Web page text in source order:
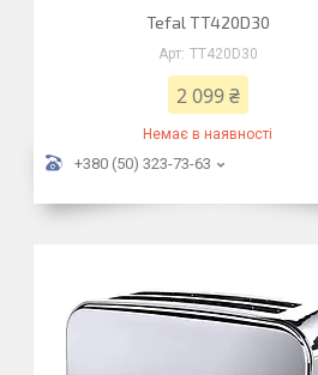
Tefal TT420D30
TT420D30
2 099 ₴
Немає в наявності
+380 (50) 323-73-63